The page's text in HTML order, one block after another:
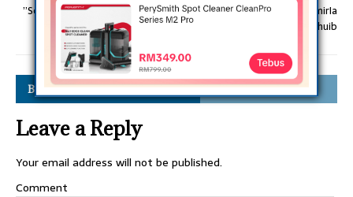
”So Betul Lah Tekaan Netizen..”- Ramai Suka Teng0k Wan ShamirIa
Luangkan Masa Dgn Anak Shuib
BE THE FIRST TO COMMENT
Leave a Reply
Your email address will not be published.
Comment